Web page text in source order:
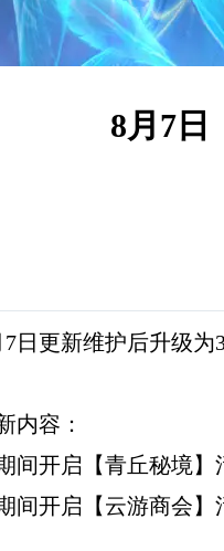
8月7日
日更新维护后升级为
内容：
间开启【青丘秘境
间开启【云游商会